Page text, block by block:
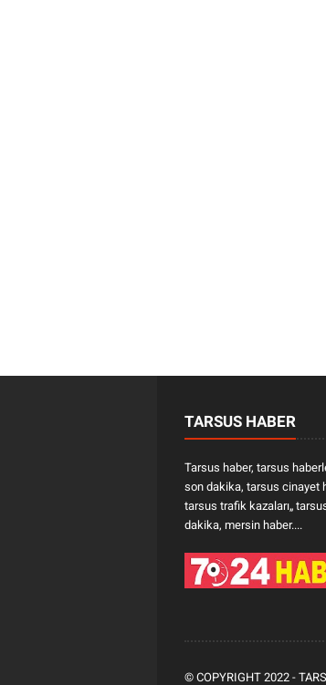
TARSUS HABER
Tarsus haber, tarsus
son dakika, tarsus cinayet
tarsus trafik kazaları„
dakika, mersin haber....
© COPYRIGHT 2022 -